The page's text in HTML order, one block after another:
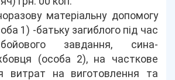
матеріальну допомогу
1) -батьку загиблого під час
завдання, сина-
(особа 2), на часткове
витрат на виготовлення та